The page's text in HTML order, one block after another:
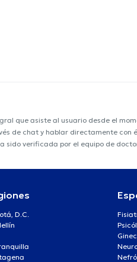
que asiste al usuario desde el
de chat y hablar directamente con
sido verificada por el equipo de
D.C.